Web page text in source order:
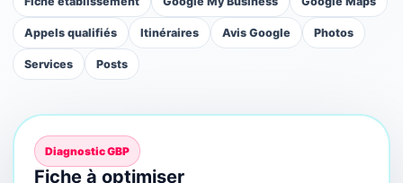
Appels qualifiés Itinéraires Avis Google Photos
Services Posts
Diagnostic GBP
Fiche à optimiser